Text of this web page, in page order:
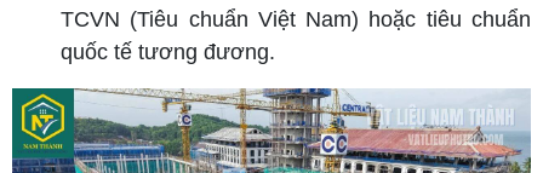
TCVN (Tiêu chuẩn Việt Nam) hoặc tiêu chuẩn
quốc tế tương đương.